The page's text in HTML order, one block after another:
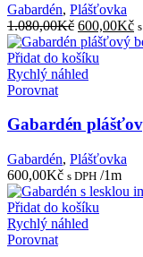
Gabardén, Plášťovka
1.080,00Kč Původní
cena
byla:
1.080,00Kč.
600,00Kč
Přidat do košíku
Rychlý náhled
Porovnat
Gabardén
Gabardén, Plášťovka
600,00Kč s DPH /1m
Přidat do košíku
Rychlý náhled
Porovnat